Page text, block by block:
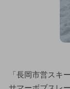
「長岡市営スキ